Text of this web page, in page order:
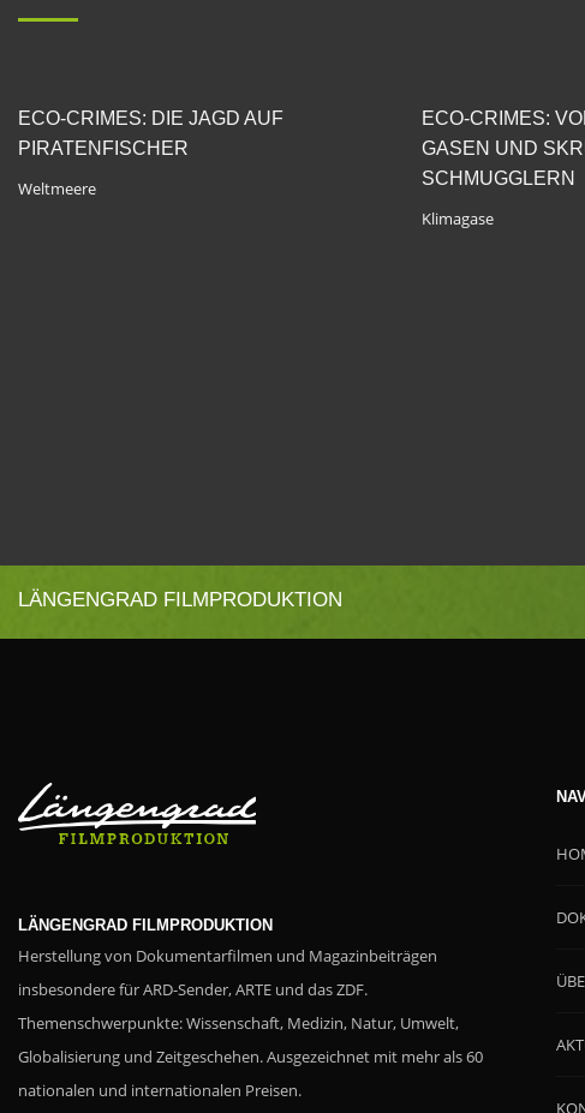
ECO-CRIMES: DIE JAGD AUF
PIRATENFISCHER
Weltmeere
ECO-CRIMES:
GASEN UND
SCHMUGGLERN
Klimagase
LÄNGENGRAD FILMPRODUKTION
LÄNGENGRAD FILMPRODUKTION
Herstellung von Dokumentarfilmen und Magazinbeiträgen
insbesondere für ARD-Sender, ARTE und das ZDF.
Themenschwerpunkte: Wissenschaft, Medizin, Natur, Umwelt,
Globalisierung und Zeitgeschehen. Ausgezeichnet mit mehr als 60
nationalen und internationalen Preisen.